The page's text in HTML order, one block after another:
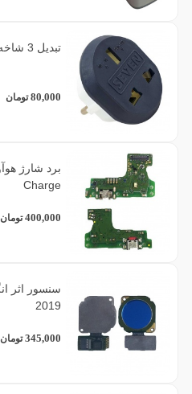
تبدیل 3 شاخه به 2 شاخه 220 ولت
80,000 تومان
Charge
400,000 تومان
2019
345,000 تومان